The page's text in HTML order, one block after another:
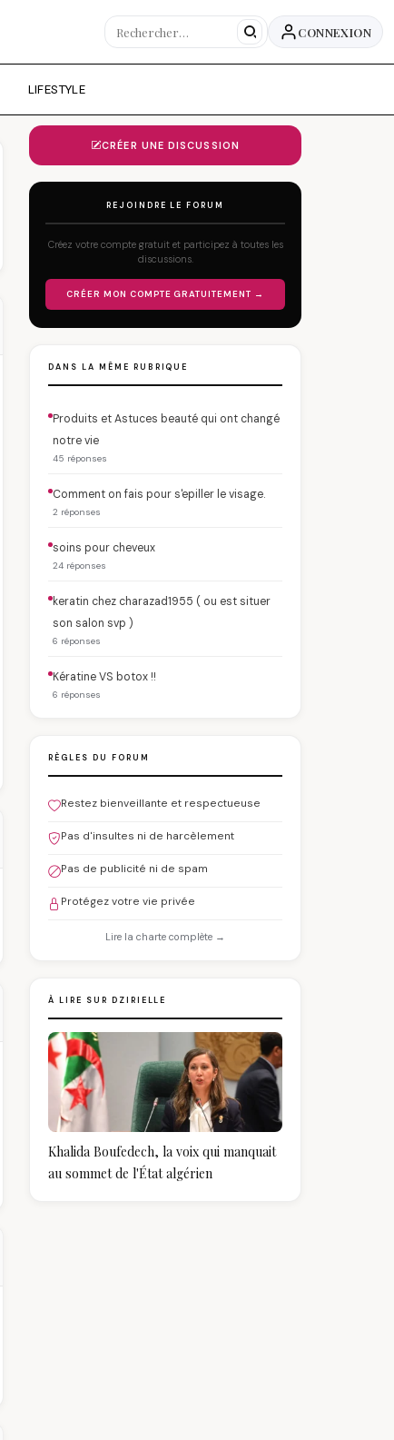
CONNEXION
LIFESTYLE
CRÉER UNE DISCUSSION
REJOINDRE LE FORUM
Créez votre compte gratuit et participez à toutes les
discussions.
CRÉER MON COMPTE GRATUITEMENT →
DANS LA MÊME RUBRIQUE
Produits et Astuces beauté qui ont changé
notre vie
45 réponses
Comment on fais pour s'epiller le visage.
2 réponses
soins pour cheveux
24 réponses
keratin chez charazad1955 ( ou est situer
son salon svp )
6 réponses
Kératine VS botox !!
6 réponses
RÈGLES DU FORUM
Restez bienveillante et respectueuse
Pas d'insultes ni de harcèlement
Pas de publicité ni de spam
Protégez votre vie privée
Lire la charte complète →
À LIRE SUR DZIRIELLE
Khalida Boufedech, la voix qui manquait
au sommet de l'État algérien